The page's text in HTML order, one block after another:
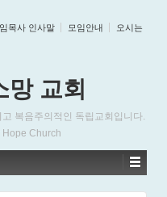
목사 인사말 모임안내
오시는
망 교회
복음주의적인 독립교회입니다.
Church